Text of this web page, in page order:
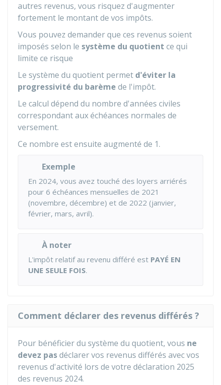
autres revenus, vous risquez d'augmenter
fortement le montant de vos impôts.
Vous pouvez demander que ces revenus soient
imposés selon le système du quotient ce qui
limite ce risque
Le système du quotient permet d'éviter la
progressivité du barème de l'impôt.
Le calcul dépend du nombre d'années civiles
correspondant aux échéances normales de
versement.
Ce nombre est ensuite augmenté de 1.
Exemple
En 2024, vous avez touché des loyers arriérés
pour 6 échéances mensuelles de 2021
(novembre, décembre) et de 2022 (janvier,
février, mars, avril).
À noter
L'impôt relatif au revenu différé est PAYÉ EN
UNE SEULE FOIS.
Comment déclarer des revenus différés ?
Pour bénéficier du système du quotient, vous ne
devez pasdéclarer vos revenus différés avec vos
revenus d'activité lors de votre déclaration 2025
des revenus 2024.